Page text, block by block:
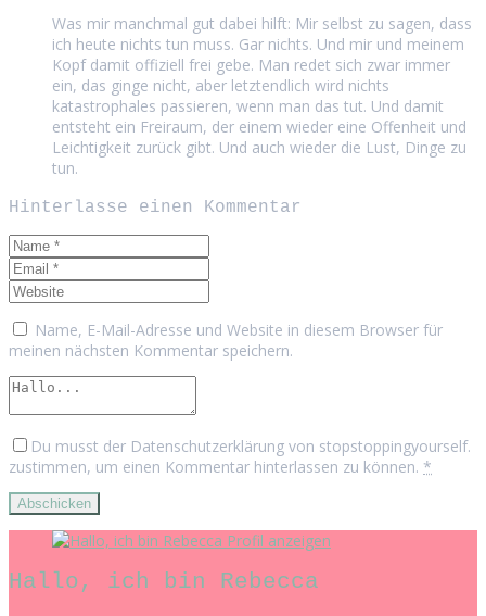
Was mir manchmal gut dabei hilft: Mir selbst zu sagen, dass
ich heute nichts tun muss. Gar nichts. Und mir und meinem
Kopf damit offiziell frei gebe. Man redet sich zwar immer
ein, das ginge nicht, aber letztendlich wird nichts
katastrophales passieren, wenn man das tut. Und damit
entsteht ein Freiraum, der einem wieder eine Offenheit und
Leichtigkeit zurück gibt. Und auch wieder die Lust, Dinge zu
tun.
Hinterlasse einen Kommentar
Name, E-Mail-Adresse und Website in diesem Browser für
meinen nächsten Kommentar speichern.
Du musst der Datenschutzerklärung von stopstoppingyourself.
zustimmen, um einen Kommentar hinterlassen zu können. *
Profil anzeigen
Hallo, ich bin Rebecca